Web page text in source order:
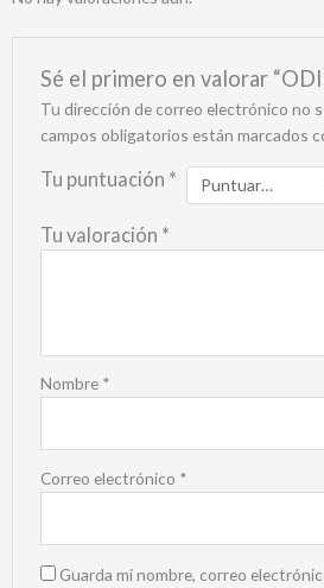
Sé el primero en valorar
Tu dirección de correo electrónico no
campos obligatorios están marcados
Tu puntuación *
Tu valoración *
Nombre *
Correo electrónico *
Guarda mi nombre, correo